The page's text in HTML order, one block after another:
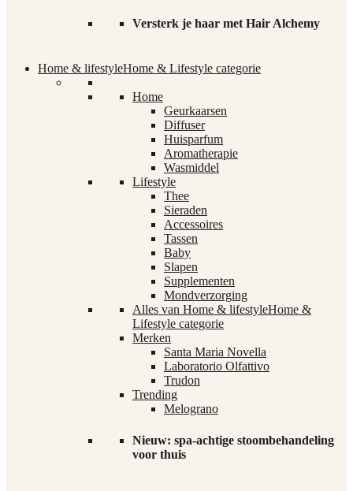
Versterk je haar met Hair Alchemy
Home & lifestyleHome & Lifestyle categorie
Home
Geurkaarsen
Diffuser
Huisparfum
Aromatherapie
Wasmiddel
Lifestyle
Thee
Sieraden
Accessoires
Tassen
Baby
Slapen
Supplementen
Mondverzorging
Alles van Home & lifestyleHome &
Lifestyle categorie
Merken
Santa Maria Novella
Laboratorio Olfattivo
Trudon
Trending
Melograno
Nieuw: spa-achtige stoombehandeling
voor thuis